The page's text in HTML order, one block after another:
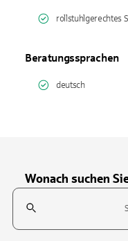
rollstuhlgerechtes
Beratungssprachen
deutsch
Wonach suchen
Suchfeld